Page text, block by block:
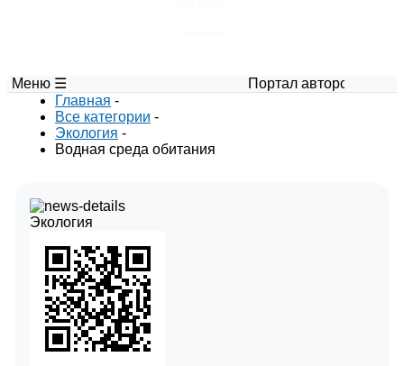
Меню ☰
Портал авторских
Главная -
Все категории -
Экология -
Водная среда обитания
Экология